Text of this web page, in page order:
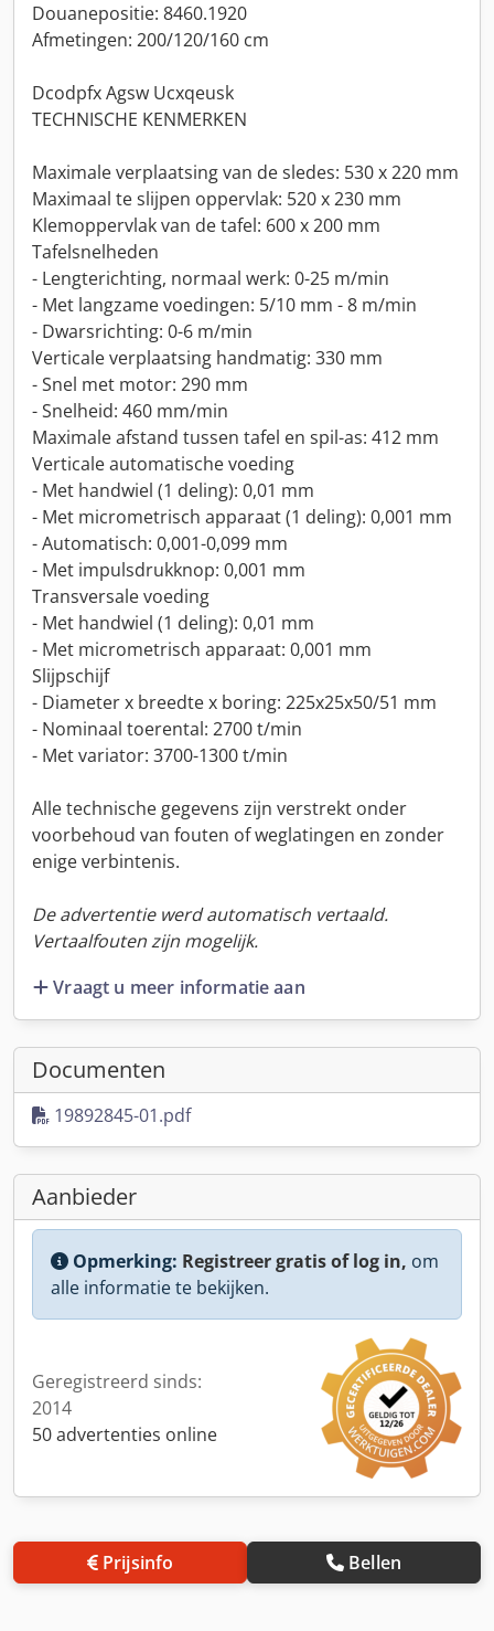
Douanepositie: 8460.1920
Afmetingen: 200/120/160 cm
Dcodpfx Agsw Ucxqeusk
TECHNISCHE KENMERKEN
Maximale verplaatsing van de sledes: 530 x 220 mm
Maximaal te slijpen oppervlak: 520 x 230 mm
Klemoppervlak van de tafel: 600 x 200 mm
Tafelsnelheden
- Lengterichting, normaal werk: 0-25 m/min
- Met langzame voedingen: 5/10 mm - 8 m/min
- Dwarsrichting: 0-6 m/min
Verticale verplaatsing handmatig: 330 mm
- Snel met motor: 290 mm
- Snelheid: 460 mm/min
Maximale afstand tussen tafel en spil-as: 412 mm
Verticale automatische voeding
- Met handwiel (1 deling): 0,01 mm
- Met micrometrisch apparaat (1 deling): 0,001 mm
- Automatisch: 0,001-0,099 mm
- Met impulsdrukknop: 0,001 mm
Transversale voeding
- Met handwiel (1 deling): 0,01 mm
- Met micrometrisch apparaat: 0,001 mm
Slijpschijf
- Diameter x breedte x boring: 225x25x50/51 mm
- Nominaal toerental: 2700 t/min
- Met variator: 3700-1300 t/min
Alle technische gegevens zijn verstrekt onder
voorbehoud van fouten of weglatingen en zonder
enige verbintenis.
De advertentie werd automatisch vertaald.
Vertaalfouten zijn mogelijk.
Vraagt u meer informatie aan
Documenten
19892845-01.pdf
Aanbieder
Opmerking: Registreer gratis of log in, om
alle informatie te bekijken.
Geregistreerd sinds:
2014
50 advertenties online
Prijsinfo Bellen